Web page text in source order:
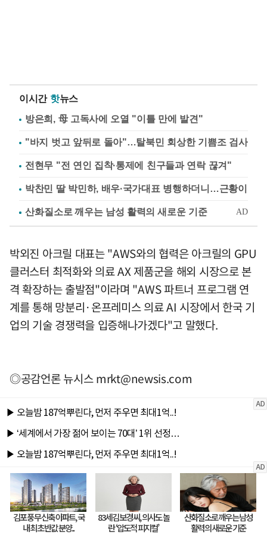
이시간 핫뉴스
방은희, 母 고독사에 오열 "이틀 만에 발견"
"바지 벗고 앞뒤로 돌아"…탈북민 회상한 기쁨조 검사
전현무 "전 연인 집착·통제에 친구들과 연락 끊겨"
박찬민 딸 박민하, 배우·국가대표 병행하더니…근황이
박외진 아크릴 대표는 "AWS와의 협력은 아크릴의 GPU
클러스터 최적화와 의료 AX 제품군을 해외 시장으로 본
격 확장하는 출발점"이라며 "AWS 파트너 프로그램 연
계를 통해 망분리·온프레미스 의료 AI 시장에서 한국 기
업의 기술 경쟁력을 입증해나가겠다"고 말했다.
◎공감언론 뉴시스mrkt@newsis.com